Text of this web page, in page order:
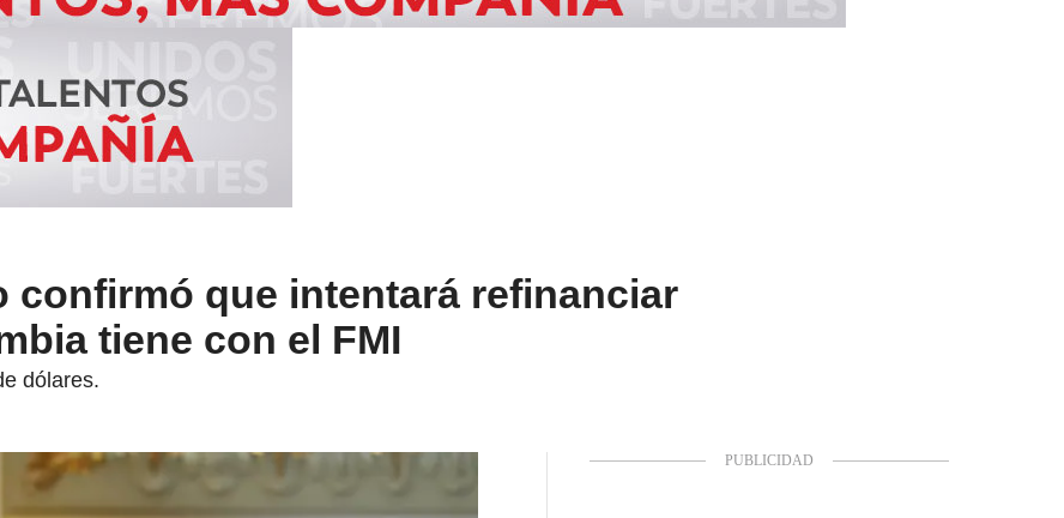
confirmó que intentará refinanciar
tiene con el FMI
dólares.